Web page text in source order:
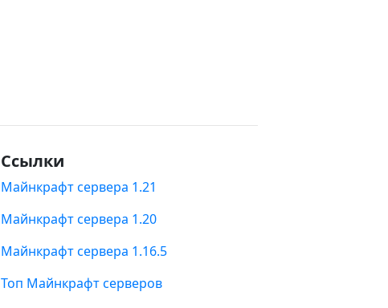
Ссылки
Майнкрафт сервера 1.21
Майнкрафт сервера 1.20
Майнкрафт сервера 1.16.5
Топ Майнкрафт серверов